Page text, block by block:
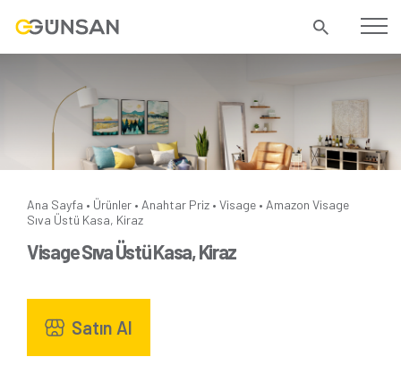
Ana Sayfa • Ürünler • Anahtar Priz • Visage • Amazon Visage
Sıva Üstü Kasa, Kiraz
Visage Sıva Üstü Kasa, Kiraz
Satın Al